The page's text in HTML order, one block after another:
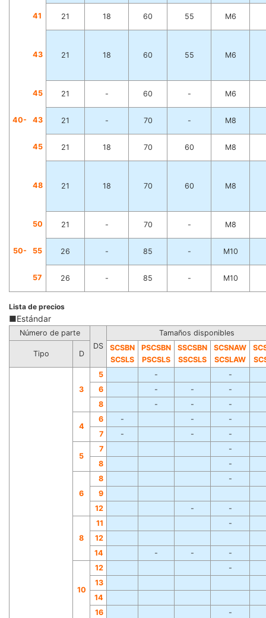
41 21 18 60 55 M6
43 21 18 60 55 M6
45 21 - 60 - M6
40- 43 21 - 70 - M8
45 21 18 70 60 M8
48 21 18 70 60 M8
50 21 - 70 - M8
50- 55 26 - 85 - M10
57 26 - 85 - M10
Lista de precios
■Estándar
Número de parte
DS
Tamaños disponibles
Tipo D
SCSBN
SCSLS
PSCSBN
PSCSLS
SSCSBN
SSCSLS
SCSNAW
SCSLAW
3
5 -
-
6
- -
-
8
- - -
4
6 - -
-
7
- - -
5
7
-
8
-
6
8
-
9
12
- -
8
11
-
12
14
- - -
10
12
-
13
14
16
-